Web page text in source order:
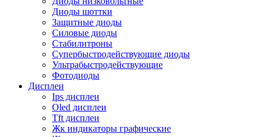
Диоды шоттки
Защитные диоды
Силовые диоды
Стабилитроны
Супербыстродействующие диоды
Ультрабыстродействующие
Фотодиоды
Дисплеи
Ips дисплеи
Oled дисплеи
Tft дисплеи
Жк индикаторы графические